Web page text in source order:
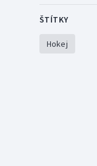
ŠTÍTKY
Hokej